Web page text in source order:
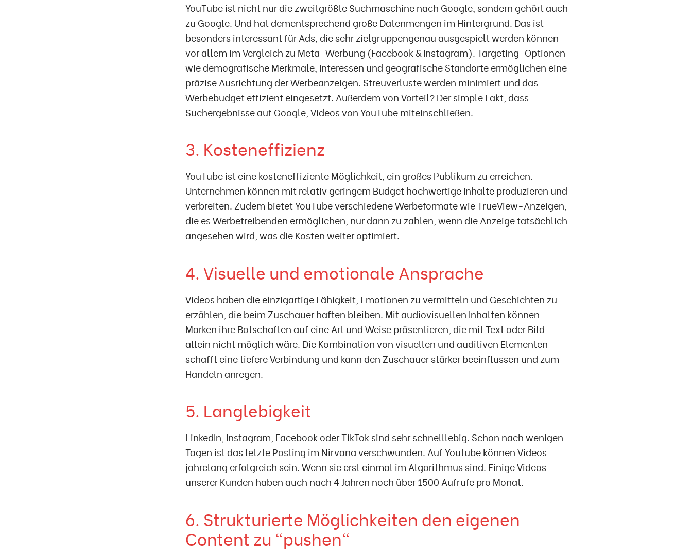
YouTube ist nicht nur die zweitgrößte Suchmaschine nach Google, sondern gehört auch
zu Google. Und hat dementsprechend große Datenmengen im Hintergrund. Das ist
besonders interessant für Ads, die sehr zielgruppengenau ausgespielt werden können –
vor allem im Vergleich zu Meta-Werbung (Facebook & Instagram). Targeting-Optionen
wie demografische Merkmale, Interessen und geografische Standorte ermöglichen eine
präzise Ausrichtung der Werbeanzeigen. Streuverluste werden minimiert und das
Werbebudget effizient eingesetzt. Außerdem von Vorteil? Der simple Fakt, dass
Suchergebnisse auf Google, Videos von YouTube miteinschließen.
3. Kosteneffizienz
YouTube ist eine kosteneffiziente Möglichkeit, ein großes Publikum zu erreichen.
Unternehmen können mit relativ geringem Budget hochwertige Inhalte produzieren und
verbreiten. Zudem bietet YouTube verschiedene Werbeformate wie TrueView-Anzeigen,
die es Werbetreibenden ermöglichen, nur dann zu zahlen, wenn die Anzeige tatsächlich
angesehen wird, was die Kosten weiter optimiert.
4. Visuelle und emotionale Ansprache
Videos haben die einzigartige Fähigkeit, Emotionen zu vermitteln und Geschichten zu
erzählen, die beim Zuschauer haften bleiben. Mit audiovisuellen Inhalten können
Marken ihre Botschaften auf eine Art und Weise präsentieren, die mit Text oder Bild
allein nicht möglich wäre. Die Kombination von visuellen und auditiven Elementen
schafft eine tiefere Verbindung und kann den Zuschauer stärker beeinflussen und zum
Handeln anregen.
5. Langlebigkeit
LinkedIn, Instagram, Facebook oder TikTok sind sehr schnelllebig. Schon nach wenigen
Tagen ist das letzte Posting im Nirvana verschwunden. Auf Youtube können Videos
jahrelang erfolgreich sein. Wenn sie erst einmal im Algorithmus sind. Einige Videos
unserer Kunden haben auch nach 4 Jahren noch über 1500 Aufrufe pro Monat.
6. Strukturierte Möglichkeiten den eigenen
Content zu "pushen"